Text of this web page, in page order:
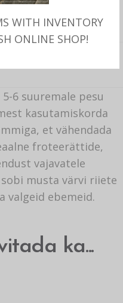
WITH INVENTORY
ONLINE SHOP!
,VALGED VILLAPALLID
6 suuremale pesu
kasutamiskorda
et vähendada
froteerättide,
vajavatele
musta värvi riiete
valgeid ebemeid.
ka...